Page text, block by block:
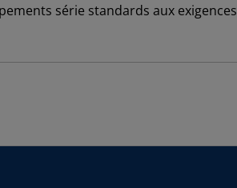
série standards aux exigences